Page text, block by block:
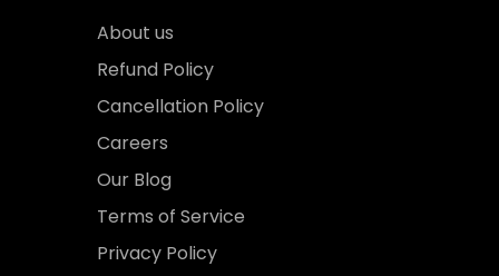
About us
Refund Policy
Cancellation Policy
Careers
Our Blog
Terms of Service
Privacy Policy